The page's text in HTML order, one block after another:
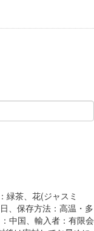
緑茶、花(ジャスミ
、保存方法：高温・多
中国、輸入者：有限会